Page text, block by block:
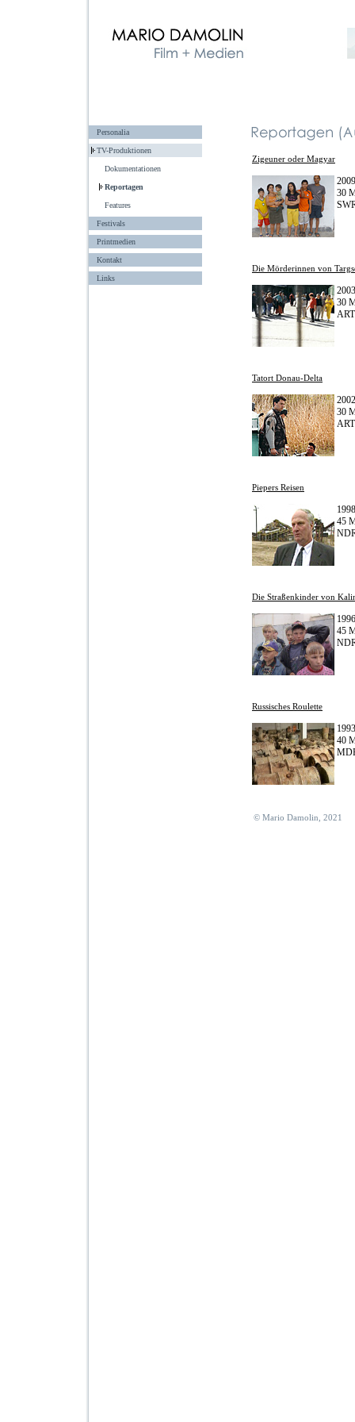
Personalia
TV-Produktionen
Dokumentationen
Reportagen
Features
Festivals
Printmedien
Kontakt
Links
Zigeuner oder Magyar
2009
30
Die Mörderinnen von
2003
30
Tatort Donau-Delta
2002
30
Piepers Reisen
1998
45
Die Straßenkinder von
1996
45
Russisches Roulette
1993
40
© Mario Damolin, 2021